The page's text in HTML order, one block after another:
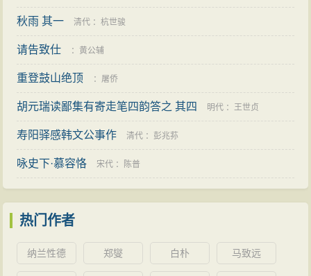
秋雨 其一 清代 ：杭世骏
请告致仕 ：黄公辅
重登鼓山绝顶 ： 屠侨
胡元瑞读鄙集有寄走笔四韵答之 其四 明代 ：王世贞
寿阳驿感韩文公事作 清代 ： 彭兆荪
咏史下·慕容恪 宋代 ： 陈普
热门作者
纳兰性德 郑燮 白朴 马致远